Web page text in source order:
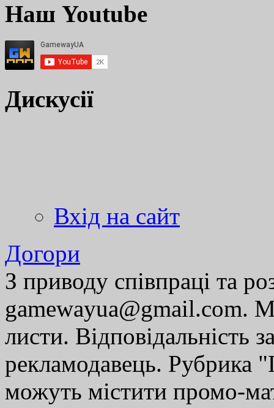
Наш Youtube
Дискусії
Вхід на сайт
Догори
З приводу співпраці та
gamewayua@gmail.com.
листи. Відповідальність
рекламодавець. Рубрика
можуть містити промо-